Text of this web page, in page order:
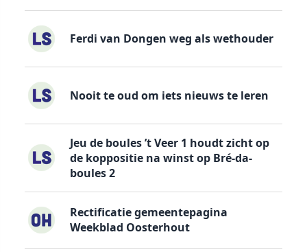
Ferdi van Dongen weg als wethouder
Nooit te oud om iets nieuws te leren
Jeu de boules ’t Veer 1 houdt zicht op
de koppositie na winst op Bré-da-
boules 2
Rectificatie gemeentepagina
Weekblad Oosterhout